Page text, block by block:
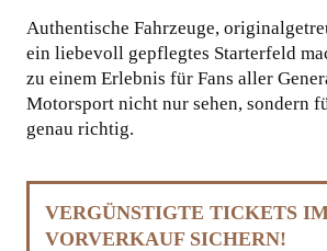
Authentische Fahrzeuge,
ein liebevoll gepflegtes Starterfeld
zu einem Erlebnis für Fans aller
Motorsport nicht nur sehen, sondern
genau richtig.
VERGÜNSTIGTE TICKETS
VORVERKAUF SICHERN!